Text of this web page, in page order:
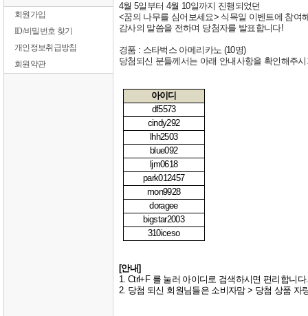
회원가입
ID/비밀번호 찾기
개인정보취급방침
회원약관
4월 5일부터 4월 10일까지 진행되었던
<꿈의 나무를 심어보세요> 식목일 이벤트에 참여
감사의 말씀을 전하며 당첨자를 발표합니다!
경품 : 스타벅스 아메리카노 (10명)
당첨되신 분들께서는 아래 안내사항을 확인해주
아이디
df5573
cindy292
lhh2503
blue092
ljm0618
park012457
mon9928
doragee
bigstar2003
310iceso
[안내]
1. Ctrl+F 를 눌러 아이디로 검색하시면 편리합니다.
2. 당첨 되신 회원님들은 소비자맘> 당첨 상품 자